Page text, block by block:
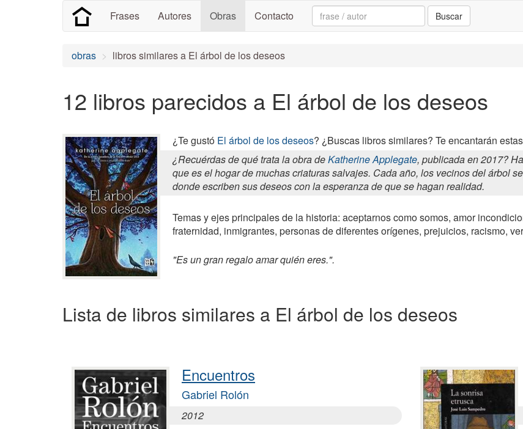
Frases Autores Obras Contacto Search: Buscar
obras libros similares a El árbol de los deseos
12 libros parecidos a El árbol de los deseos
¿Te gustó El árbol de los deseos? ¿Buscas libros similares? Te encantarán
¿Recuérdas de qué trata la obra deKatherine Applegate, publicada en 2017?
que es el hogar de muchas criaturas salvajes. Cada año, los vecinos del árbol
donde escriben sus deseos con la esperanza de que se hagan realidad.
Temas y ejes principales de la historia: aceptarnos como somos, amor
fraternidad, inmigrantes, personas de diferentes orígenes, prejuicios, racismo,
"Es un gran regalo amar quién eres.".
Lista de libros similares a El árbol de los deseos
Encuentros
Gabriel Rolón
2012